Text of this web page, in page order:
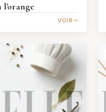
l'orange
VOIR